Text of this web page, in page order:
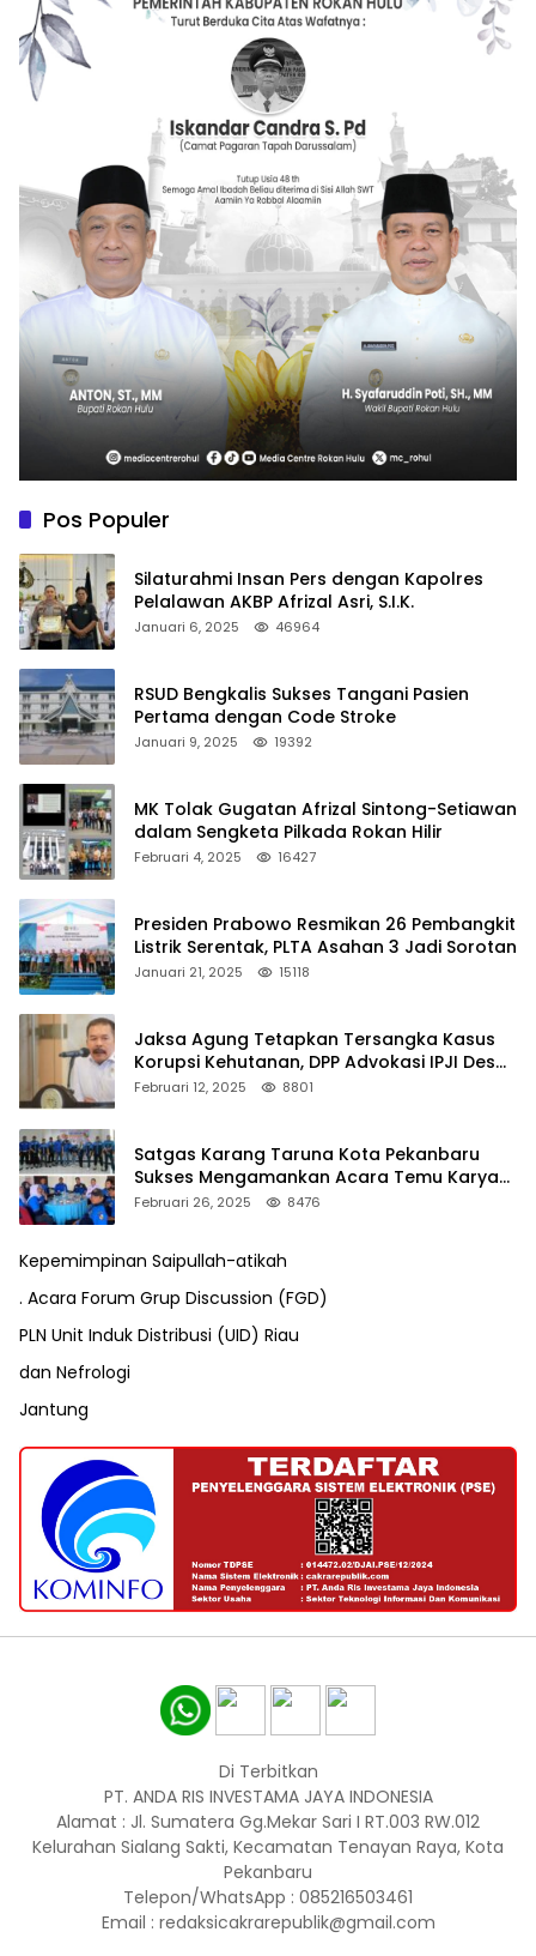
Pos Populer
Silaturahmi Insan Pers dengan Kapolres
Pelalawan AKBP Afrizal Asri, S.I.K.
Januari 6, 2025 46964
RSUD Bengkalis Sukses Tangani Pasien
Pertama dengan Code Stroke
Januari 9, 2025 19392
MK Tolak Gugatan Afrizal Sintong-Setiawan
dalam Sengketa Pilkada Rokan Hilir
Februari 4, 2025 16427
Presiden Prabowo Resmikan 26 Pembangkit
Listrik Serentak, PLTA Asahan 3 Jadi Sorotan
Januari 21, 2025 15118
Jaksa Agung Tetapkan Tersangka Kasus
Korupsi Kehutanan, DPP Advokasi IPJI Desak
Pengusutan Pajak RAPP
Februari 12, 2025 8801
Satgas Karang Taruna Kota Pekanbaru
Sukses Mengamankan Acara Temu Karya
VII Karang Taruna Pekanbaru
Februari 26, 2025 8476
Kepemimpinan Saipullah-atikah
. Acara Forum Grup Discussion (FGD)
PLN Unit Induk Distribusi (UID) Riau
dan Nefrologi
Jantung
Di Terbitkan
PT. ANDA RIS INVESTAMA JAYA INDONESIA
Alamat : Jl. Sumatera Gg.Mekar Sari I RT.003 RW.012
Kelurahan Sialang Sakti, Kecamatan Tenayan Raya, Kota
Pekanbaru
Telepon/WhatsApp : 085216503461
Email : redaksicakrarepublik@gmail.com